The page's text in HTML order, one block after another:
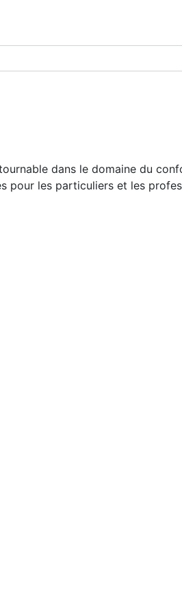
dans le domaine du
pour les particuliers et les